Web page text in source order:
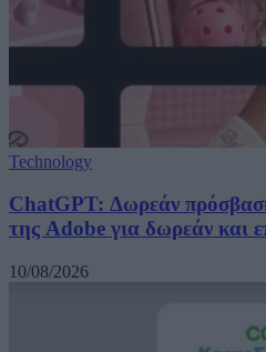
Technology
ChatGPT: Δωρεάν
της Adobe για δωρεάν και
10/08/2026